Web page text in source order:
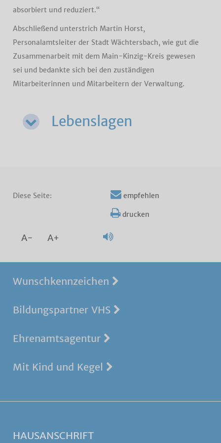
absorbiert und reduziert.“
Abschließend unterstrich Martin Horst,
Personalamtsleiter der Stadt Wächtersbach, wie gut die
Zusammenarbeit mit dem Main-Kinzig-Kreis gewesen
sei und bedankte sich bei den zuständigen
Mitarbeiterinnen und Mitarbeitern der Verwaltung.
Lebenslagen
Diese Seite: empfehlen
drucken
A- A+
Wunschkennzeichen
Bildungspartner VHS
Ehrenamtsagentur
Mit Kind und Kegel
HAUSANSCHRIFT